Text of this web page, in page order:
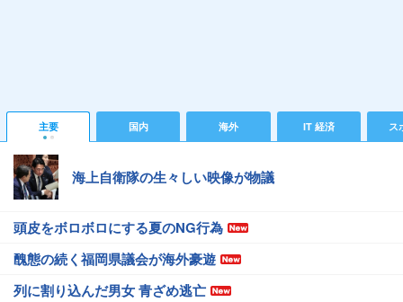
主要 国内 海外 IT 経済 ス
海上自衛隊の生々しい映像が物議
頭皮をボロボロにする夏のNG行為
醜態の続く福岡県議会が海外豪遊
列に割り込んだ男女 青ざめ逃亡